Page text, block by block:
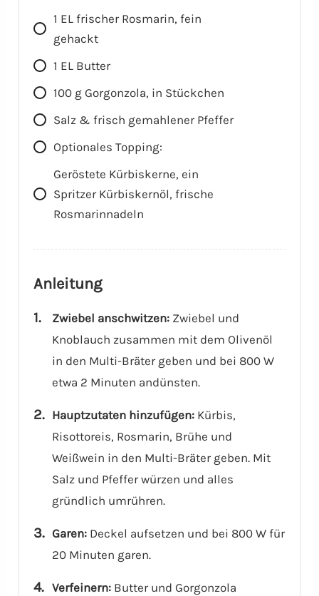
1 EL frischer Rosmarin, fein
gehackt
1 EL Butter
100 g Gorgonzola, in Stückchen
Salz & frisch gemahlener Pfeffer
Optionales Topping:
Geröstete Kürbiskerne, ein
Spritzer Kürbiskernöl, frische
Rosmarinnadeln
Anleitung
Zwiebel anschwitzen: Zwiebel und
Knoblauch zusammen mit dem Olivenöl
in den Multi-Bräter geben und bei 800 W
etwa 2 Minuten andünsten.
Hauptzutaten hinzufügen: Kürbis,
Risottoreis, Rosmarin, Brühe und
Weißwein in den Multi-Bräter geben. Mit
Salz und Pfeffer würzen und alles
gründlich umrühren.
Garen: Deckel aufsetzen und bei 800 W für
20 Minuten garen.
Verfeinern: Butter und Gorgonzola